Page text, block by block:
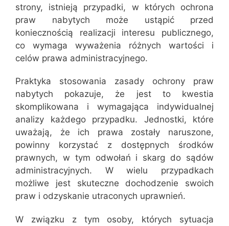
strony, istnieją przypadki, w których ochrona
praw nabytych może ustąpić przed
koniecznością realizacji interesu publicznego,
co wymaga wyważenia różnych wartości i
celów prawa administracyjnego.
Praktyka stosowania zasady ochrony praw
nabytych pokazuje, że jest to kwestia
skomplikowana i wymagająca indywidualnej
analizy każdego przypadku. Jednostki, które
uważają, że ich prawa zostały naruszone,
powinny korzystać z dostępnych środków
prawnych, w tym odwołań i skarg do sądów
administracyjnych. W wielu przypadkach
możliwe jest skuteczne dochodzenie swoich
praw i odzyskanie utraconych uprawnień.
W związku z tym osoby, których sytuacja